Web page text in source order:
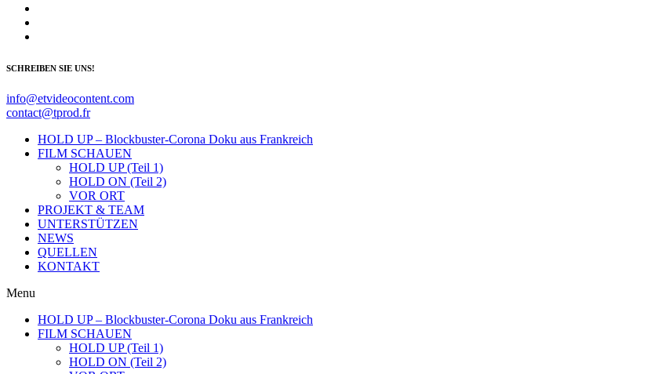
SCHREIBEN SIE UNS!
info@etvideocontent.com
contact@tprod.fr
HOLD UP – Blockbuster-Corona Doku aus Frankreich
FILM SCHAUEN
HOLD UP (Teil 1)
HOLD ON (Teil 2)
VOR ORT
PROJEKT & TEAM
UNTERSTÜTZEN
NEWS
QUELLEN
KONTAKT
Menu
HOLD UP – Blockbuster-Corona Doku aus Frankreich
FILM SCHAUEN
HOLD UP (Teil 1)
HOLD ON (Teil 2)